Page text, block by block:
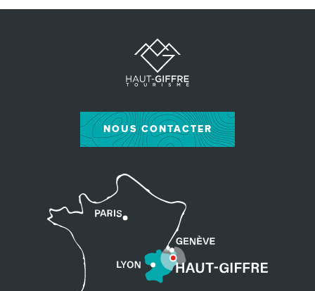
NOUS CONTACTER